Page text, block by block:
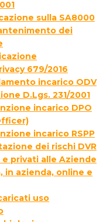
sulla SA8000
dei
679/2016
incarico ODV
D.Lgs. 231/2001
incarico DPO
incarico RSPP
dei rischi DVR
privati alle Aziende
in azienda, online e
uso